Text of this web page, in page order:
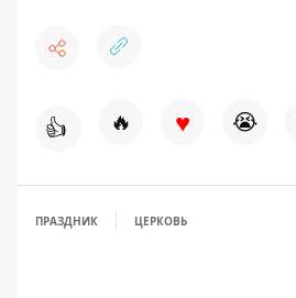
👍 🔥 ♥ 😭
ПРАЗДНИК ЦЕРКОВЬ